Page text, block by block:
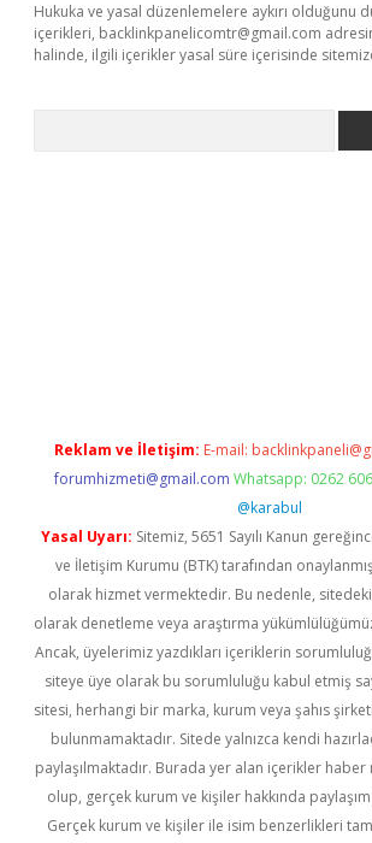
Hukuka ve yasal düzenlemelere aykırı olduğunu
içerikleri, backlinkpanelicomtr@gmail.com
halinde, ilgili içerikler yasal süre içerisinde
Reklam ve İletişim: E-mail:
forumhizmeti@gmail.com Whatsapp: 0262
@karabul
Yasal Uyarı: Sitemiz, 5651 Sayılı Kanun
ve İletişim Kurumu (BTK) tarafından
olarak hizmet vermektedir. Bu nedenle,
olarak denetleme veya araştırma
Ancak, üyelerimiz yazdıkları içeriklerin
siteye üye olarak bu sorumluluğu kabul etmiş
sitesi, herhangi bir marka, kurum veya şahıs
bulunmamaktadır. Sitede yalnızca kendi
paylaşılmaktadır. Burada yer alan içerikler haber
olup, gerçek kurum ve kişiler hakkında
Gerçek kurum ve kişiler ile isim benzerlikleri